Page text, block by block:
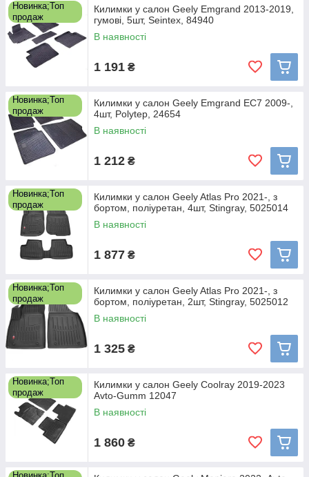
Новинка;Топ
продаж
Килимки у салон Geely Emgrand 2013-2019,
гумові, 5шт, Seintex, 84940
В наявності
1 191 ₴
Новинка;Топ
продаж
Килимки у салон Geely Emgrand EC7 2009-,
4шт, Polytep, 24654
В наявності
1 212 ₴
Новинка;Топ
продаж
Килимки у салон Geely Atlas Pro 2021-, з
бортом, поліуретан, 4шт, Stingray, 5025014
В наявності
1 877 ₴
Новинка;Топ
продаж
Килимки у салон Geely Atlas Pro 2021-, з
бортом, поліуретан, 2шт, Stingray, 5025012
В наявності
1 325 ₴
Новинка;Топ
продаж
Килимки у салон Geely Coolray 2019-2023
Avto-Gumm 12047
В наявності
1 860 ₴